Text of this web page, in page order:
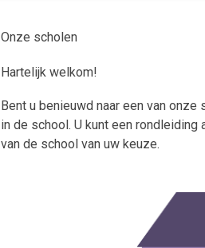
Onze scholen
Hartelijk welkom!
Bent u benieuwd naar een van
in de school. U kunt een
van de school van uw keuze.